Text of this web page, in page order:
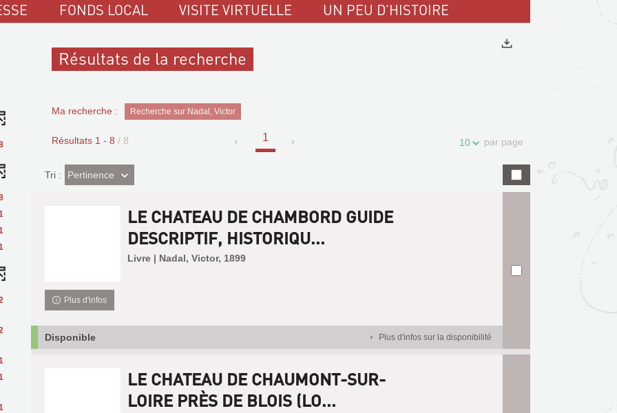
FONDS LOCAL VISITE VIRTUELLE UN PEU D'HISTOIRE
Résultats de la recherche
Ma recherche : Recherche sur Nadal, Victor
Résultats 1 - 8 / 8 1 10 par page
Tri :(Effet
imédiat)
Pertinence
LE CHATEAU DE CHAMBORD GUIDE
DESCRIPTIF, HISTORIQU...
Livre | Nadal, Victor, 1899
Plus d'infos
Disponible Plus d'infos sur la disponibilité
LE CHATEAU DE CHAUMONT-SUR-
LOIRE PRÈS DE BLOIS (LO...